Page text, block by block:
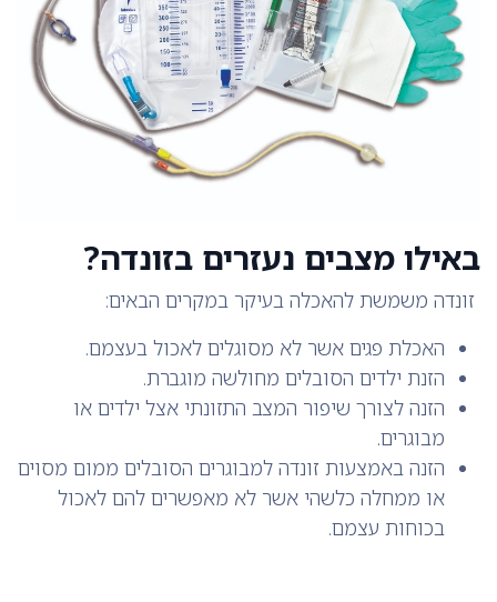
באילו מצבים נעזרים בזונדה?
זונדה משמשת להאכלה בעיקר במקרים הבאים:
האכלת פגים אשר לא מסוגלים לאכול בעצמם.
הזנת ילדים הסובלים מחולשה מוגברת.
הזנה לצורך שיפור המצב התזונתי אצל ילדים או
מבוגרים.
הזנה באמצעות זונדה למבוגרים הסובלים ממום מסוים
או ממחלה כלשהי אשר לא מאפשרים להם לאכול
בכוחות עצמם.